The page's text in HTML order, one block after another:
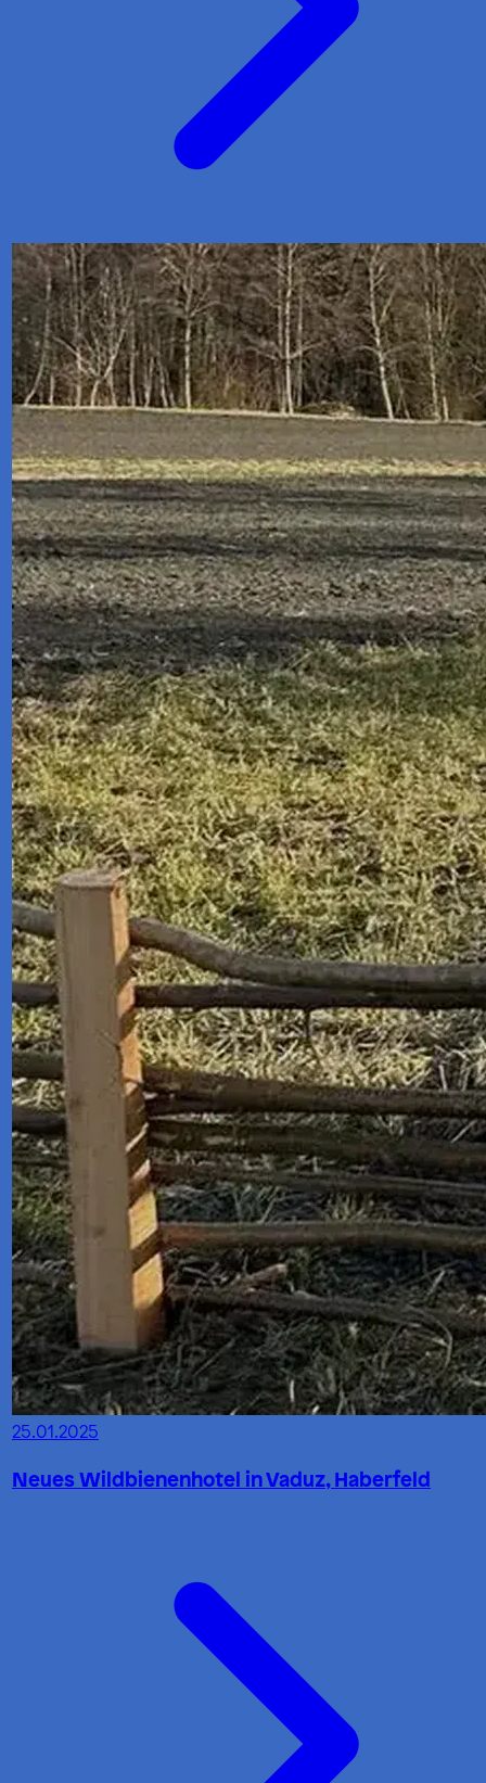
25.01.2025
Neues Wildbienenhotel in Vaduz, Haberfeld